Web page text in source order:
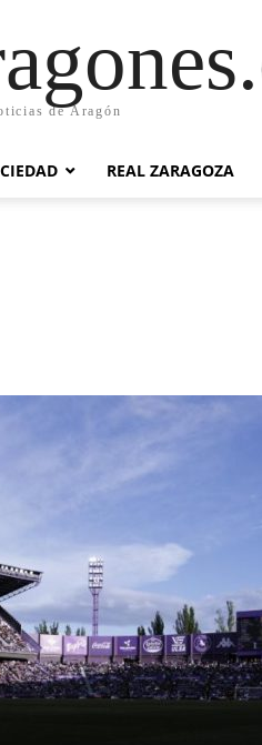
de Aragón
REAL ZARAGOZA